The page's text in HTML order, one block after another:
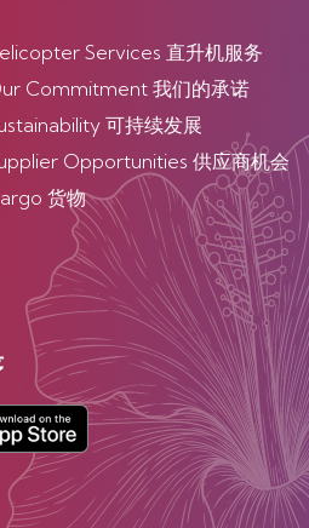
Services 直升机服务
Commitment 我们的承诺
可持续发展
Opportunities 供应商机会
货物